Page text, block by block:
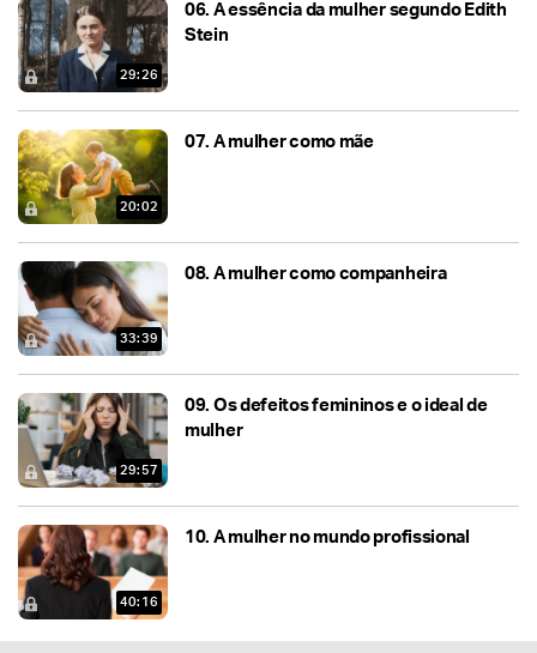
29:26
06. A essência da mulher segundo Edith
Stein
20:02
07. A mulher como mãe
33:39
08. A mulher como companheira
29:57
09. Os defeitos femininos e o ideal de
mulher
40:16
10. A mulher no mundo profissional